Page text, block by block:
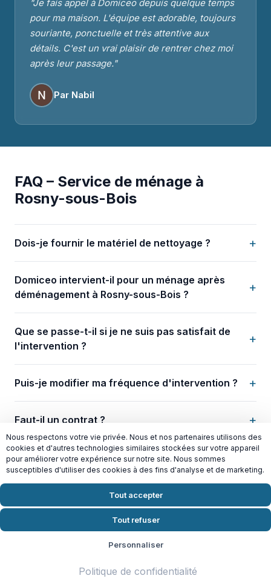
"Je fais appel à Domiceo depuis quelque temps
pour ma maison. L'équipe est adorable, toujours
souriante, ponctuelle et très attentive aux
détails. C'est un vrai plaisir de rentrer chez moi
après leur passage."
Par Nabil
FAQ – Service de ménage à
Rosny-sous-Bois
Dois-je fournir le matériel de nettoyage ? +
Domiceo intervient-il pour un ménage après
déménagement à Rosny-sous-Bois ?
+
Que se passe-t-il si je ne suis pas satisfait de
l'intervention ?
+
Puis-je modifier ma fréquence d'intervention ? +
Faut-il un contrat ? +
Quand puis-je commencer une prestation de
ménage à Rosny-sous-Bois ?
+
Demander votre devis gratuit
Prêt à reprendre du temps pour vous ? Contactez
Nous respectons votre vie privée. Nous et nos partenaires utilisons des
cookies et d'autres technologies similaires stockées sur votre appareil
pour améliorer votre expérience sur notre site. Nous sommes
susceptibles d'utiliser des cookies à des fins d'analyse et de marketing.
Tout accepter
Tout refuser
Personnaliser
Politique de confidentialité